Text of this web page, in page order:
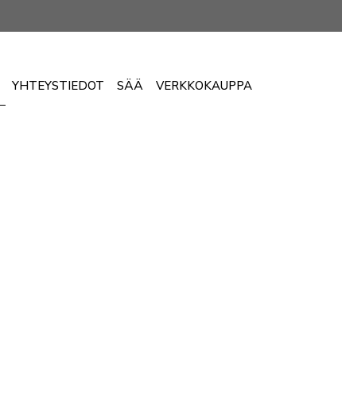
YHTEYSTIEDOT SÄÄ VERKKOKAUPPA